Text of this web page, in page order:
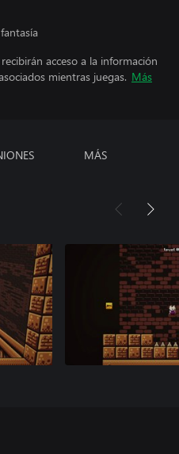
acceso a la información
mientras juegas. Más
MÁS